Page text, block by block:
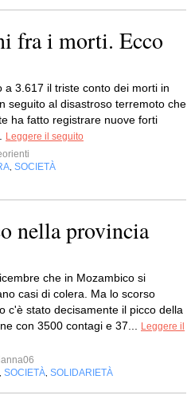
fra i morti. Ecco
a 3.617 il triste conto dei morti in
seguito al disastroso terremoto che
ha fatto registrare nuove forti
Leggere il seguito
SOCIETÀ
nella provincia
che in Mozambico si
casi di colera. Ma lo scorso
c'è stato decisamente il picco della
con 3500 contagi e 37...
Leggere il
SOCIETÀ SOLIDARIETÀ